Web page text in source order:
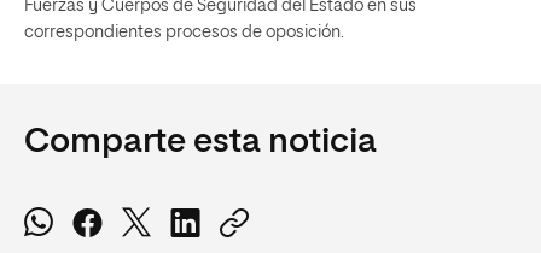
Fuerzas y Cuerpos de Seguridad del Estado en sus
correspondientes procesos de oposición.
Comparte esta noticia